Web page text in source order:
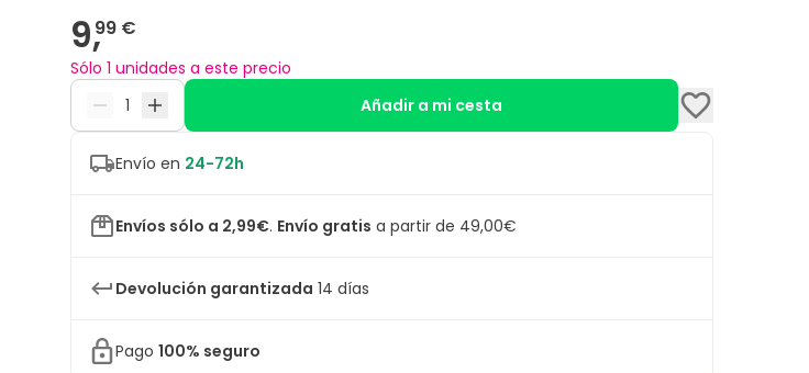
9,99 €
Sólo 1 unidades a este precio
Añadir a mi cesta
Envío en 24-72h
Envíos sólo a 2,99€. Envío gratis a partir de 49,00€
Devolución garantizada 14 días
Pago 100% seguro